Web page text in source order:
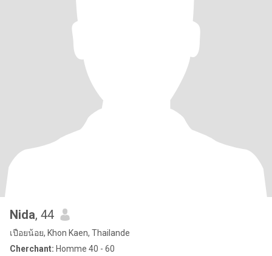
Nida, 44
เปือยน้อย, Khon Kaen, Thailande
Cherchant: Homme 40 - 60